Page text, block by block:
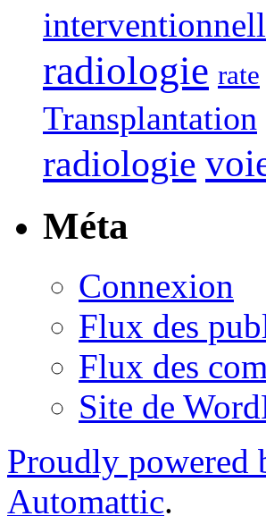
radiologie rate
Transplantation
radiologie
Méta
Connexion
Flux des
Flux des
Site de
Proudly powered
Automattic.